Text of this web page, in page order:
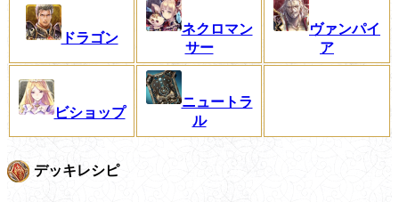
ドラゴン
ネクロマン
サー
ヴァンパイ
ア
ビショップ
ニュートラ
ル
デッキレシピ